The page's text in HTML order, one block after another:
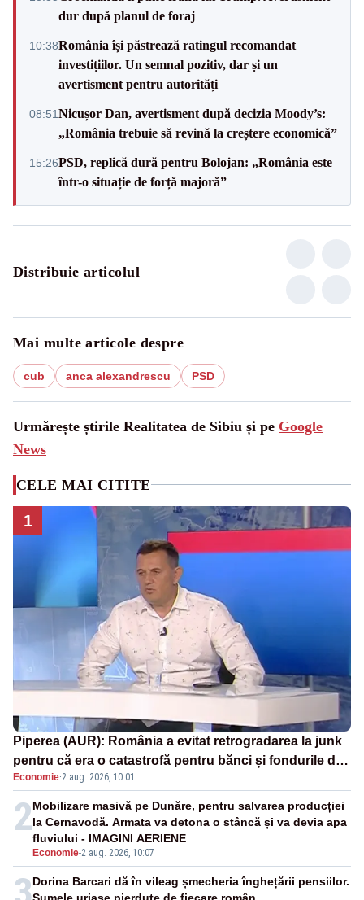
dur după planul de foraj
10:38România își păstrează ratingul recomandat
investițiilor. Un semnal pozitiv, dar și un
avertisment pentru autorități
08:51Nicușor Dan, avertisment după decizia Moody’s:
„România trebuie să revină la creștere economică”
15:26PSD, replică dură pentru Bolojan: „România este
într-o situație de forță majoră”
Distribuie articolul
Mai multe articole despre
cub anca alexandrescu PSD
Urmărește știrile Realitatea de Sibiu și pe Google
News
CELE MAI CITITE
1
Piperea (AUR): România a evitat retrogradarea la junk
pentru că era o catastrofă pentru bănci și fondurile de
pensii
Economie·2 aug. 2026, 10:01
2
Economie-2 aug. 2026, 10:07
Mobilizare masivă pe Dunăre, pentru salvarea producției
la Cernavodă. Armata va detona o stâncă și va devia apa
fluviului - IMAGINI AERIENE
Dorina Barcari dă în vileag șmecheria înghețării pensiilor.